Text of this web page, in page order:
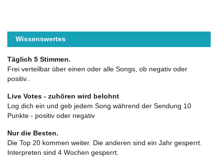
Wissenswertes
Täglich 5 Stimmen.
Frei verteilbar über einen oder alle Songs, ob negativ oder
positiv..
Live Votes - zuhören wird belohnt
Log dich ein und geb jedem Song während der Sendung 10
Punkte - positiv oder negativ
Nur die Besten.
Die Top 20 kommen weiter. Die anderen sind ein Jahr gesperrt.
Interpreten sind 4 Wochen gesperrt.